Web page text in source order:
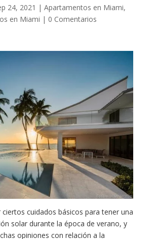
24, 2021 | Apartamentos en Miami,
en Miami | 0 Comentarios
ciertos cuidados básicos para tener una
solar durante la época de verano, y
opiniones con relación a la